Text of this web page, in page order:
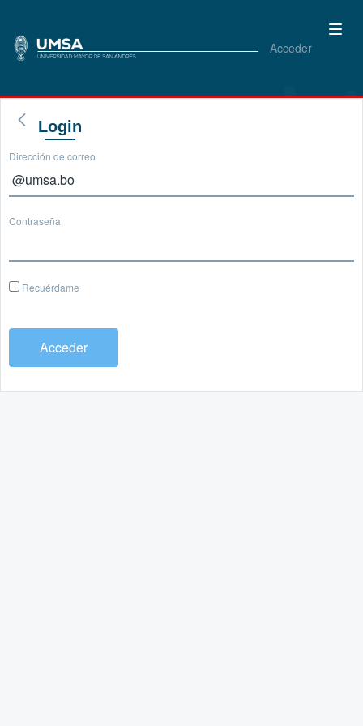
Acceder
Login
Dirección de correo
Contraseña
Recuérdame
Acceder